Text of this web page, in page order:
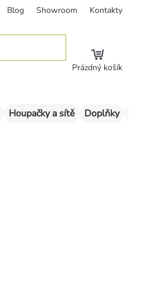
Blog Showroom Kontakty
Prázdný košík
Houpačky a sítě Doplňky